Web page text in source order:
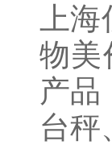
上
物美
产品
台秤